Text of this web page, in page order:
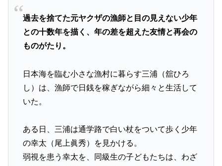
過去を捨てた元ヤクザの漁師と目の見えない少年
との十数年を描く、年の差を超えた友情と再会の
ものがたり。
日本海を臨む小さな漁村に暮らす三浦（舘ひろ
し）は、漁師で日銭を稼ぎながら細々と生活して
いた。
ある日、三浦は通学路で白い杖をついて歩く少年
の幸太（尾上眞秀）を見かける。
弱視を患う幸太を、同級生の子どもたちは、わざ